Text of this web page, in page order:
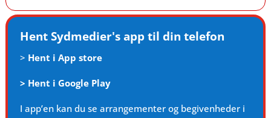
Hent Sydmedier's app til din telefon
> Hent i App store
> Hent i Google Play
I app’en kan du se arrangementer og begivenheder i